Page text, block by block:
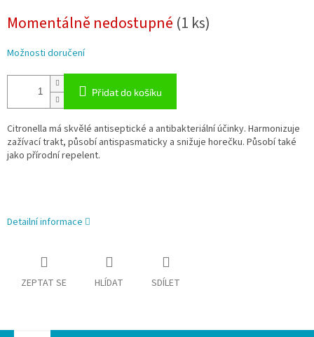
cena:
Momentálně nedostupné (1 ks)
Možnosti doručení
Přidat do košíku
Citronella má skvělé antiseptické a antibakteriální účinky. Harmonizuje
zažívací trakt, působí antispasmaticky a snižuje horečku. Působí také
jako přírodní repelent.
Detailní informace
ZEPTAT SE HLÍDAT SDÍLET